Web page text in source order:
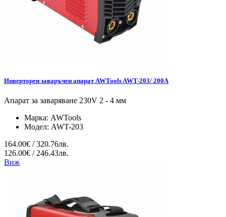
Инверторен заваръчен апарат AWTools AWT-203/ 200A
Апарат за заваряване 230V 2 - 4 мм
Марка: AWTools
Модел: AWT-203
164.00€ / 320.76лв.
126.00€ / 246.43лв.
Виж